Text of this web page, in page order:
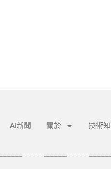
AI新聞 關於 技術